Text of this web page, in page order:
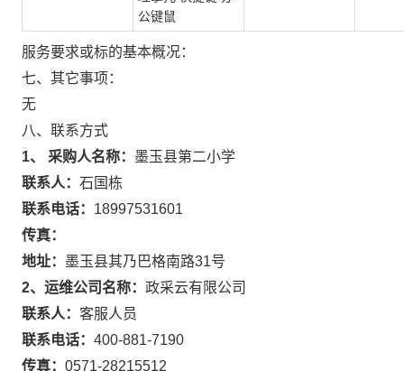
公键鼠
服务要求或标的基本概况：
七、其它事项：
无
八、联系方式
1、 采购人名称： 墨玉县第二小学
联系人： 石国栋
联系电话： 18997531601
传真：
地址： 墨玉县其乃巴格南路31号
2、运维公司名称： 政采云有限公司
联系人： 客服人员
联系电话： 400-881-7190
传真： 0571-28215512